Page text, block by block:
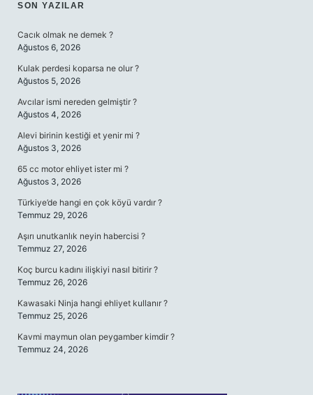
SIDEBAR
SON YAZILAR
Cacık olmak ne demek ?
Ağustos 6, 2026
Kulak perdesi koparsa ne olur ?
Ağustos 5, 2026
Avcılar ismi nereden gelmiştir ?
Ağustos 4, 2026
Alevi birinin kestiği et yenir mi ?
Ağustos 3, 2026
65 cc motor ehliyet ister mi ?
Ağustos 3, 2026
Türkiye’de hangi en çok köyü vardır ?
Temmuz 29, 2026
Aşırı unutkanlık neyin habercisi ?
Temmuz 27, 2026
Koç burcu kadını ilişkiyi nasıl bitirir ?
Temmuz 26, 2026
Kawasaki Ninja hangi ehliyet kullanır ?
Temmuz 25, 2026
Kavmi maymun olan peygamber kimdir ?
Temmuz 24, 2026